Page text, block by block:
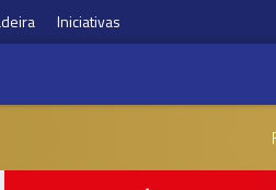
Iniciativas